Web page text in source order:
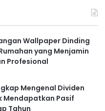
Wallpaper Dinding
yang Menjamin
Profesional
Mengenal Dividen
Mendapatkan Pasif
Tahun